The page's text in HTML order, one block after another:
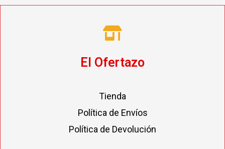
El Ofertazo
Tienda
Política de Envíos
Política de Devolución